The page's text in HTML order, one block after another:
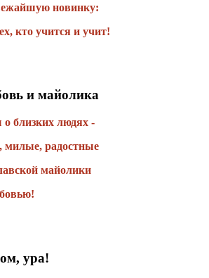
новинку:
кто учится и учит!
и майолика
о близких людях -
милые, радостные
майолики
ура!